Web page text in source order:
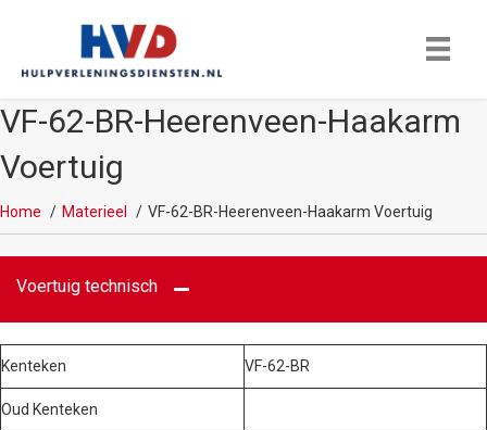
VF-62-BR-Heerenveen-Haakarm
Voertuig
Home Materieel VF-62-BR-Heerenveen-Haakarm Voertuig
Voertuig technisch
Kenteken VF-62-BR
Oud Kenteken